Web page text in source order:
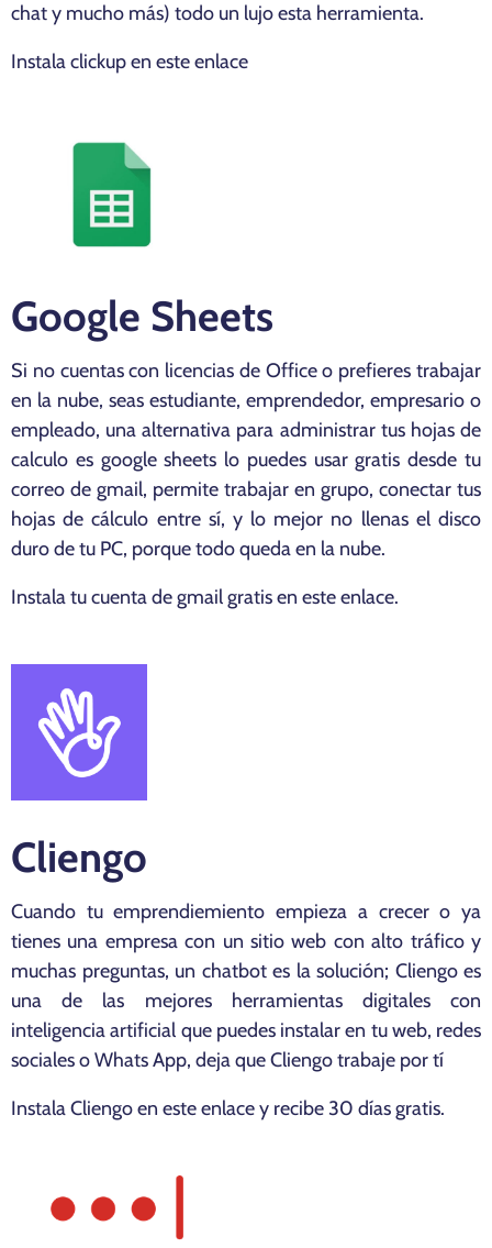
chat y mucho más) todo un lujo esta herramienta.
Instala clickup en este enlace
Google Sheets
Si no cuentas con licencias de Office o prefieres trabajar
en la nube, seas estudiante, emprendedor, empresario o
empleado, una alternativa para administrar tus hojas de
calculo es google sheets lo puedes usar gratis desde tu
correo de gmail, permite trabajar en grupo, conectar tus
hojas de cálculo entre sí, y lo mejor no llenas el disco
duro de tu PC, porque todo queda en la nube.
Instala tu cuenta de gmail gratis en este enlace.
Cliengo
Cuando tu emprendiemiento empieza a crecer o ya
tienes una empresa con un sitio web con alto tráfico y
muchas preguntas, un chatbot es la solución; Cliengo es
una de las mejores herramientas digitales con
inteligencia artificial que puedes instalar en tu web, redes
sociales o Whats App, deja que Cliengo trabaje por tí
Instala Cliengo en este enlacey recibe 30 días gratis.